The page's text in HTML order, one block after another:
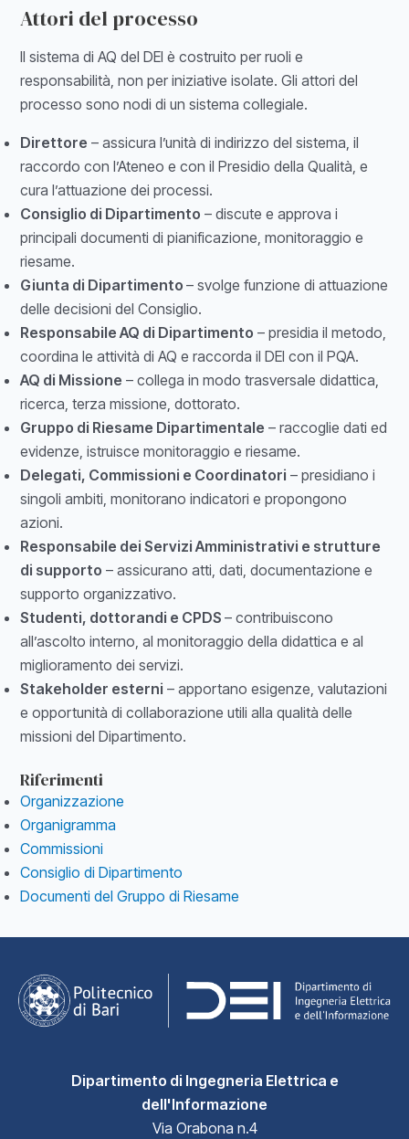
Attori del processo
Il sistema di AQ del DEI è costruito per ruoli e
responsabilità, non per iniziative isolate. Gli attori del
processo sono nodi di un sistema collegiale.
Direttore – assicura l’unità di indirizzo del sistema, il
raccordo con l’Ateneo e con il Presidio della Qualità, e
cura l’attuazione dei processi.
Consiglio di Dipartimento – discute e approva i
principali documenti di pianificazione, monitoraggio e
riesame.
Giunta di Dipartimento – svolge funzione di attuazione
delle decisioni del Consiglio.
Responsabile AQ di Dipartimento – presidia il metodo,
coordina le attività di AQ e raccorda il DEI con il PQA.
AQ di Missione – collega in modo trasversale didattica,
ricerca, terza missione, dottorato.
Gruppo di Riesame Dipartimentale – raccoglie dati ed
evidenze, istruisce monitoraggio e riesame.
Delegati, Commissioni e Coordinatori – presidiano i
singoli ambiti, monitorano indicatori e propongono
azioni.
Responsabile dei Servizi Amministrativi e strutture
di supporto – assicurano atti, dati, documentazione e
supporto organizzativo.
Studenti, dottorandi e CPDS – contribuiscono
all’ascolto interno, al monitoraggio della didattica e al
miglioramento dei servizi.
Stakeholder esterni – apportano esigenze, valutazioni
e opportunità di collaborazione utili alla qualità delle
missioni del Dipartimento.
Riferimenti
Organizzazione
Organigramma
Commissioni
Consiglio di Dipartimento
Documenti del Gruppo di Riesame
Dipartimento di Ingegneria Elettrica e
dell'Informazione
Via Orabona n.4